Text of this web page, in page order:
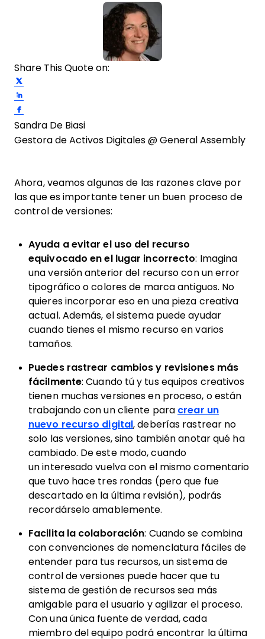
Share This Quote on:
Sandra De Biasi
Gestora de Activos Digitales @ General Assembly
Ahora, veamos algunas de las razones clave por
las que es importante tener un buen proceso de
control de versiones:
Ayuda a evitar el uso del recurso
equivocado en el lugar incorrecto: Imagina
una versión anterior del recurso con un error
tipográfico o colores de marca antiguos. No
quieres incorporar eso en una pieza creativa
actual. Además, el sistema puede ayudar
cuando tienes el mismo recurso en varios
tamaños.
Puedes rastrear cambios y revisiones más
fácilmente: Cuando tú y tus equipos creativos
tienen muchas versiones en proceso, o están
trabajando con un cliente para crear un
nuevo recurso digital, deberías rastrear no
solo las versiones, sino también anotar qué ha
cambiado. De este modo, cuando
un interesado vuelva con el mismo comentario
que tuvo hace tres rondas (pero que fue
descartado en la última revisión), podrás
recordárselo amablemente.
Facilita la colaboración: Cuando se combina
con convenciones de nomenclatura fáciles de
entender para tus recursos, un sistema de
control de versiones puede hacer que tu
sistema de gestión de recursos sea más
amigable para el usuario y agilizar el proceso.
Con una única fuente de verdad, cada
miembro del equipo podrá encontrar la última